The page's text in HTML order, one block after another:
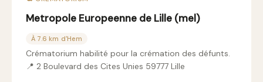
Metropole Europeenne de Lille (mel)
À 7.6 km d'Hem
Crématorium habilité pour la crémation des défunts.
📍 2 Boulevard des Cites Unies 59777 Lille